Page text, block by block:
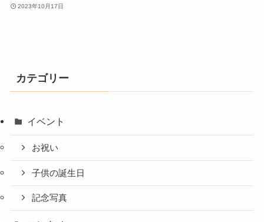
2023年10月17日
カテゴリー
イベント
お祝い
子供の誕生日
記念写真